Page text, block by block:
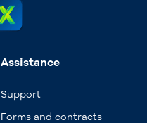
Assistance
Support
Forms and contracts